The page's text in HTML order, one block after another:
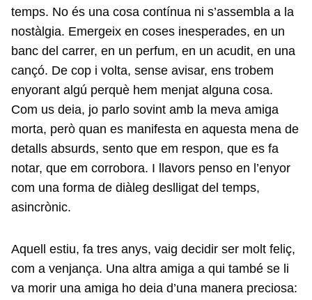
temps. No és una cosa contínua ni s’assembla a la
nostàlgia. Emergeix en coses inesperades, en un
banc del carrer, en un perfum, en un acudit, en una
cançó. De cop i volta, sense avisar, ens trobem
enyorant algú perquè hem menjat alguna cosa.
Com us deia, jo parlo sovint amb la meva amiga
morta, però quan es manifesta en aquesta mena de
detalls absurds, sento que em respon, que es fa
notar, que em corrobora. I llavors penso en l’enyor
com una forma de diàleg deslligat del temps,
asincrònic.
Aquell estiu, fa tres anys, vaig decidir ser molt feliç,
com a venjança. Una altra amiga a qui també se li
va morir una amiga ho deia d’una manera preciosa: